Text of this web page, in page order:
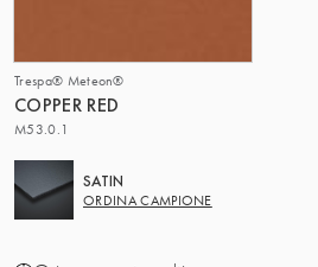
Trespa® Meteon®
COPPER RED
M53.0.1
SATIN
ORDINA CAMPIONE